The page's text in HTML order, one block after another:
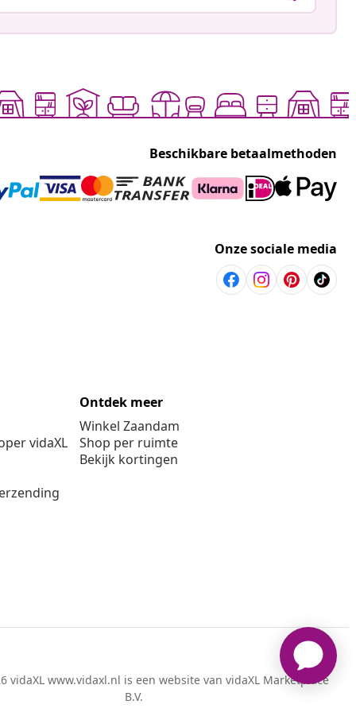
Beschikbare betaalmethoden
Onze sociale media
vidaXL
Ontdek meer
Winkel Zaandam
Shop per ruimte
Bekijk kortingen
vidaXL www.vidaxl.nl is een website van vidaXL Marketplace
B.V.